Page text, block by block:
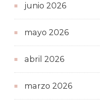
junio 2026
mayo 2026
abril 2026
marzo 2026